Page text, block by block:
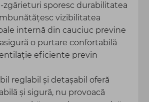
zgârieturi sporesc durabilitatea
vizibilitatea
internă din cauciuc previne
o purtare confortabilă
eficiente previn
reglabil și detașabil oferă
și sigură, nu provoacă